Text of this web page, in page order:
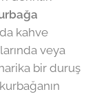
kahve
veya
bir duruş